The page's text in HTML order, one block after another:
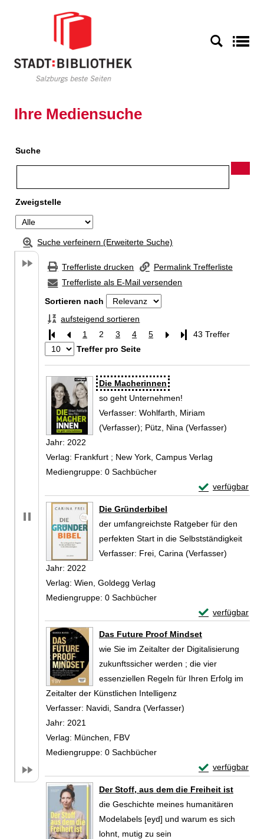
Ihre Mediensuche
Suche
Zweigstelle
Suche verfeinern (Erweiterte Suche)
Trefferliste drucken
Permalink Trefferliste
Trefferliste als E-Mail versenden
Sortieren nach
aufsteigend sortieren
1
2 3 4 5 Letzte Seite
43 Treffer
Treffer pro Seite
Suchergebnis
Zu den Suchfiltern springen
Die Macherinnen
so geht Unternehmen!
Verfasser: Wohlfarth, Miriam
(Verfasser); Pütz, Nina (Verfasser)
Jahr: 2022
Verlag: Frankfurt ; New York, Campus Verlag
Mediengruppe: 0 Sachbücher
verfügbar
Exemplar-
Die Gründerbibel
der umfangreichste Ratgeber für den
perfekten Start in die Selbstständigkeit
Verfasser: Frei, Carina (Verfasser)
Jahr: 2022
Verlag: Wien, Goldegg Verlag
Mediengruppe: 0 Sachbücher
verfügbar
Exemplar-
Das Future Proof Mindset
wie Sie im Zeitalter der Digitalisierung
zukunftssicher werden ; die vier
essenziellen Regeln für Ihren Erfolg im
Zeitalter der Künstlichen Intelligenz
Verfasser: Navidi, Sandra (Verfasser)
Jahr: 2021
Verlag: München, FBV
Mediengruppe: 0 Sachbücher
verfügbar
Exemplar-
Der Stoff, aus dem die Freiheit ist
die Geschichte meines humanitären
Modelabels [eyd] und warum es sich
lohnt, mutig zu sein